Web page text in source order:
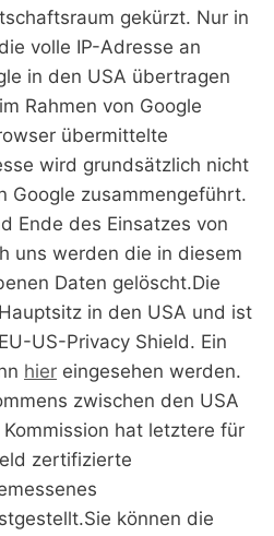
gekürzt. Nur in
volle IP-Adresse an
in den USA übertragen
Rahmen von Google
übermittelte
wird grundsätzlich nicht
Google zusammengeführt.
Ende des Einsatzes von
uns werden die in diesem
Daten gelöscht.Die
in den USA und ist
US-Privacy Shield. Ein
hier eingesehen werden.
zwischen den USA
hat letztere für
zertifizierte
können die